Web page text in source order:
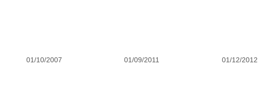
01/10/2007 01/09/2011 01/12/2012